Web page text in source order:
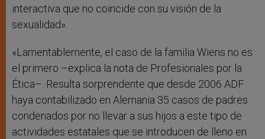
interactiva que no coincide con su visión de la
sexualidad».
«Lamentablemente, el caso de la familia Wiens no es
el primero –explica la nota de Profesionales por la
Ética–. Resulta sorprendente que desde 2006 ADF
haya contabilizado en Alemania 35 casos de padres
condenados por no llevar a sus hijos a este tipo de
actividades estatales que se introducen de lleno en